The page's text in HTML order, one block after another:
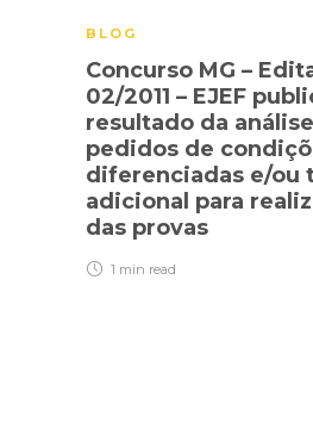
BLOG
Concurso MG –
02/2011 – EJEF
resultado da
pedidos de
diferenciadas e/ou
adicional para
das provas
1 min read